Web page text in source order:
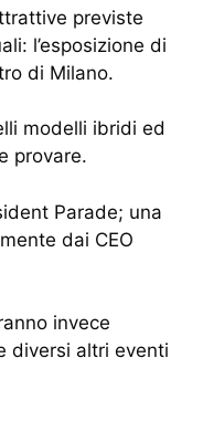
previste
l’esposizione di
di Milano.
modelli ibridi ed
provare.
Parade; una
dai CEO
invece
diversi altri eventi